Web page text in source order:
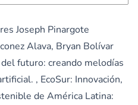
Joseph Pinargote
Alava, Bryan Bolívar
futuro: creando melodías
, EcoSur: Innovación,
de América Latina: